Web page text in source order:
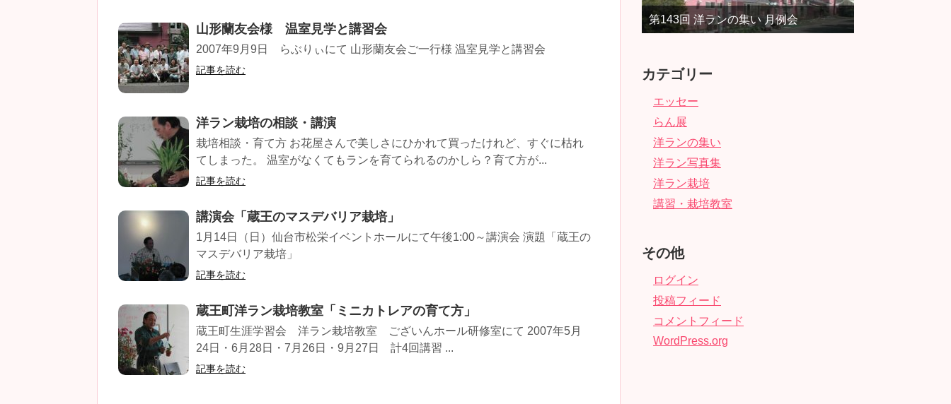
山形蘭友会様 温室見学と講習会
2007年9月9日 らぶりぃにて 山形蘭友会ご一行様 温室見学と講習会
記事を読む
洋ラン栽培の相談・講演
栽培相談・育て方 お花屋さんで美しさにひかれて買ったけれど、すぐに枯れ
てしまった。 温室がなくてもランを育てられるのかしら？育て方が...
記事を読む
講演会「蔵王のマスデバリア栽培」
1月14日（日）仙台市松栄イベントホールにて午後1:00～講演会 演題「蔵王の
マスデバリア栽培」
記事を読む
蔵王町洋ラン栽培教室「ミニカトレアの育て方」
蔵王町生涯学習会 洋ラン栽培教室 ございんホール研修室にて 2007年5月
24日・6月28日・7月26日・9月27日 計4回講習 ...
記事を読む
第143回 洋ランの集い 月例会
カテゴリー
エッセー
らん展
洋ランの集い
洋ラン写真集
洋ラン栽培
講習・栽培教室
その他
ログイン
投稿フィード
コメントフィード
WordPress.org